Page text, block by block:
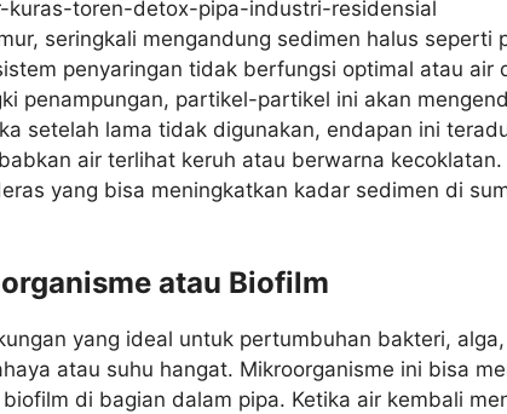
seringkali mengandung sedimen halus seperti
penyaringan tidak berfungsi optimal atau air
penampungan, partikel-partikel ini akan
setelah lama tidak digunakan, endapan ini
air terlihat keruh atau berwarna kecoklatan.
yang bisa meningkatkan kadar sedimen di
atau Biofilm
yang ideal untuk pertumbuhan bakteri,
atau suhu hangat. Mikroorganisme ini bisa
di bagian dalam pipa. Ketika air kembali